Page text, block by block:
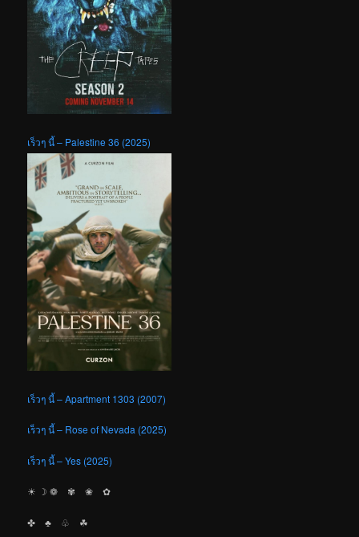
เร็วๆ นี้ – Palestine 36 (2025)
เร็วๆ นี้ – Apartment 1303 (2007)
เร็วๆ นี้ – Rose of Nevada (2025)
เร็วๆ นี้ – Yes (2025)
☀︎ ☽ ❁ ✾ ❀ ✿
✤ ♣︎ ♧ ☘︎